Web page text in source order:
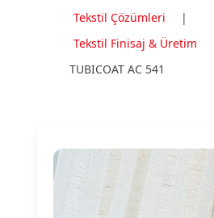
Tekstil Çözümleri
|
Tekstil Finisaj & Üretim
TUBICOAT AC 541